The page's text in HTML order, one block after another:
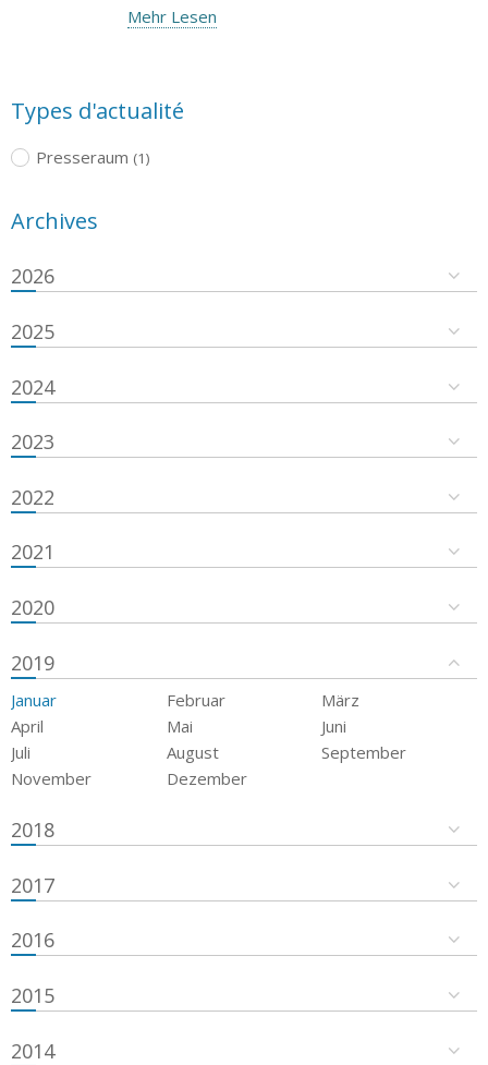
Mehr Lesen
Types d'actualité
Presseraum (1)
Archives
2026
2025
2024
2023
2022
2021
2020
2019
Januar Februar
März
April
Mai
Juni
Juli
August
September
November
Dezember
2018
2017
2016
2015
2014